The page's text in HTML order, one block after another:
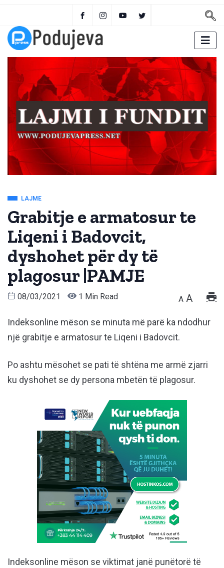
LAJME
Grabitje e armatosur te
Liqeni i Badovcit,
dyshohet për dy të
plagosur |PAMJE
08/03/2021 1 Min Read A A
Indeksonline mëson se minuta më parë ka ndodhur
një grabitje e armatosur te Liqeni i Badovcit.
Po ashtu mësohet se pati të shtëna me armë zjarri
ku dyshohet se dy persona mbetën të plagosur.
Indeksonline mëson se viktimat janë punëtorë të